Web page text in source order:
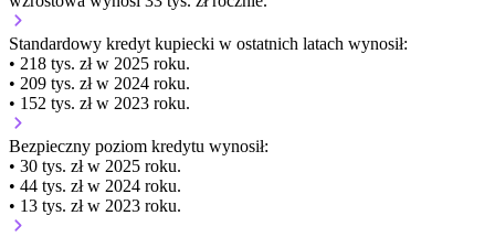
Standardowy kredyt kupiecki w ostatnich latach wynosił:
• 218 tys. zł w 2025 roku.
• 209 tys. zł w 2024 roku.
• 152 tys. zł w 2023 roku.
Bezpieczny poziom kredytu wynosił:
• 30 tys. zł w 2025 roku.
• 44 tys. zł w 2024 roku.
• 13 tys. zł w 2023 roku.